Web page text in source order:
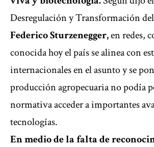
Desregulación y Transformación
Federico Sturzenegger,en redes,
conocida hoy el país se alinea con
internacionales en el asunto y se
producción agropecuaria no podía
normativa acceder a importantes
tecnologías.
En medio de la falta de